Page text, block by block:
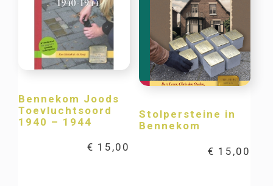
Bennekom Joods
Toevluchtsoord
1940 – 1944
€ 15,00
Stolpersteine in
Bennekom
€ 15,00